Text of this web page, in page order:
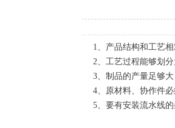
1、产品结构和工艺
2、工艺过程能够划
3、制品的产量足够
4、原材料、协作件
5、要有安装流水线的